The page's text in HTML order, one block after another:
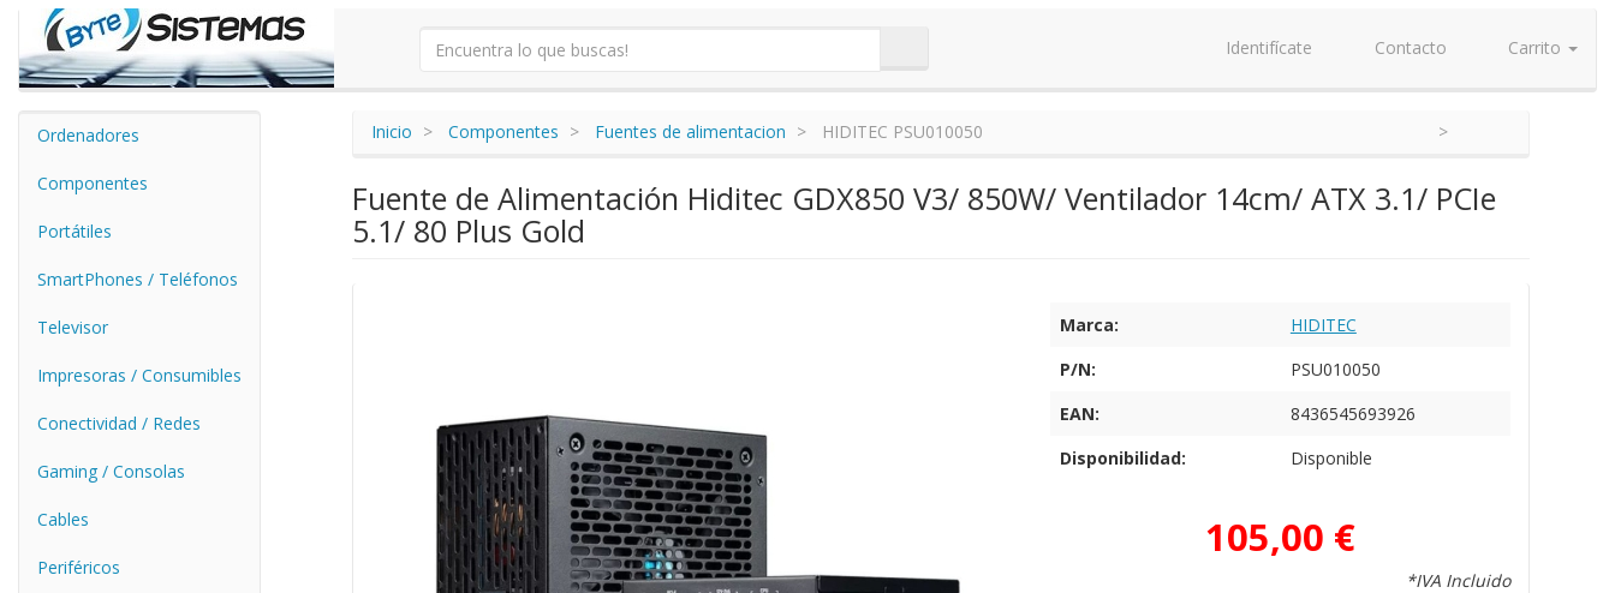
Identifícate Contacto Carrito
Ordenadores
Componentes
Portátiles
SmartPhones / Teléfonos
Televisor
Impresoras / Consumibles
Conectividad / Redes
Gaming / Consolas
Cables
Periféricos
Inicio Componentes Fuentes de alimentacion HIDITEC PSU010050
Fuente de Alimentación Hiditec GDX850 V3/ 850W/ Ventilador 14cm/ ATX 3.1/ PCIe
5.1/ 80 Plus Gold
Marca:
HIDITEC
P/N:
PSU010050
EAN:
8436545693926
Disponibilidad:
Disponible
105,00 €
*IVA Incluido